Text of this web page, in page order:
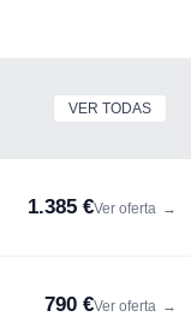
VER TODAS
1.385 €Ver oferta →
790 €Ver oferta →